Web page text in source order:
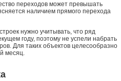
переходов может превышать
наличием прямого перехода
нужно учитывать, что ряд
году, поэтому не успели набрать
Для таких объектов целесообразно
месяц.